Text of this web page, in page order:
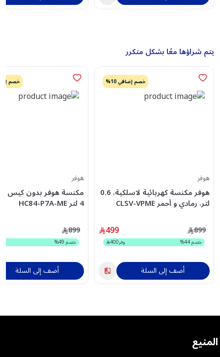
يتم شراؤها معًا بشكل متكرر
خصم إضافي 10%
هوفر
هوفر مكنسة كهربائية لاسلكية، 0.6
لتر، رمادي و أحمر CLSV-VPME
499 899
خصم44
% وفر400
أضف إلى السلة
خصم
هوفر
4 لتر HC84-P7A-ME
899
خصم 49
%
أضف إلى السلة
المنيع